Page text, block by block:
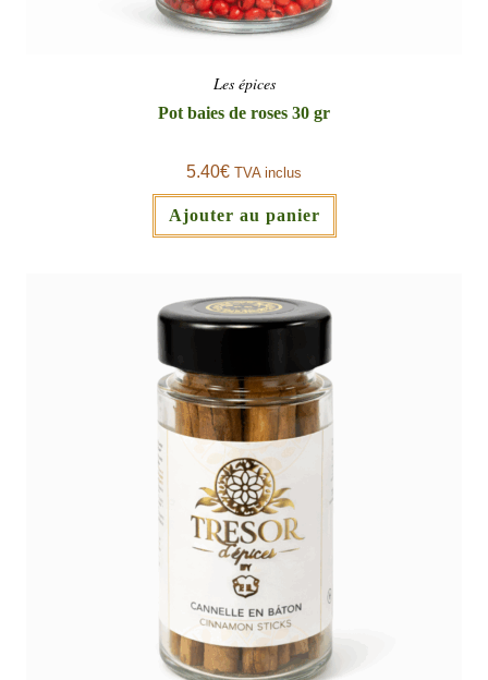
Les épices
Pot baies de roses 30 gr
5.40€ TVA inclus
Ajouter au panier